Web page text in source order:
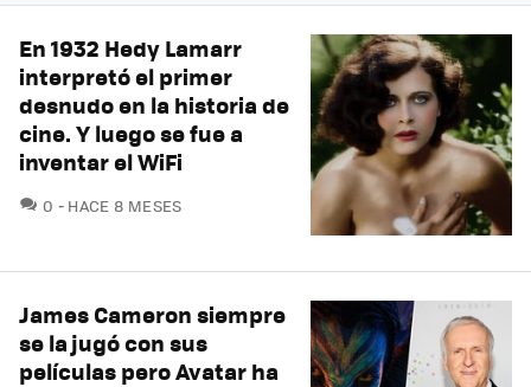
En 1932 Hedy Lamarr
interpretó el primer
desnudo en la historia de
cine. Y luego se fue a
inventar el WiFi
0 COMENTARIOS
HACE 8 MESES
James Cameron siempre
se la jugó con sus
películas pero Avatar ha